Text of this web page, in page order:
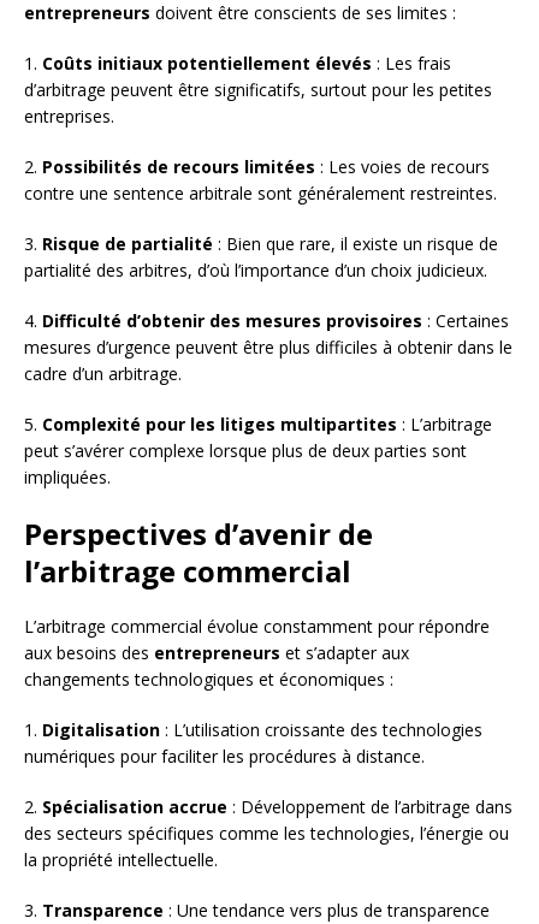
entrepreneurs doivent être conscients de ses limites :
1. Coûts initiaux potentiellement élevés : Les frais
d’arbitrage peuvent être significatifs, surtout pour les petites
entreprises.
2. Possibilités de recours limitées : Les voies de recours
contre une sentence arbitrale sont généralement restreintes.
3. Risque de partialité : Bien que rare, il existe un risque de
partialité des arbitres, d’où l’importance d’un choix judicieux.
4. Difficulté d’obtenir des mesures provisoires : Certaines
mesures d’urgence peuvent être plus difficiles à obtenir dans le
cadre d’un arbitrage.
5. Complexité pour les litiges multipartites : L’arbitrage
peut s’avérer complexe lorsque plus de deux parties sont
impliquées.
Perspectives d’avenir de
l’arbitrage commercial
L’arbitrage commercial évolue constamment pour répondre
aux besoins des entrepreneurs et s’adapter aux
changements technologiques et économiques :
1. Digitalisation : L’utilisation croissante des technologies
numériques pour faciliter les procédures à distance.
2. Spécialisation accrue : Développement de l’arbitrage dans
des secteurs spécifiques comme les technologies, l’énergie ou
la propriété intellectuelle.
3. Transparence : Une tendance vers plus de transparence